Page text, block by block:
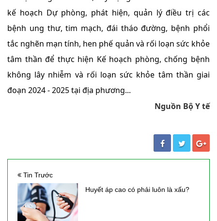
kế hoạch Dự phòng, phát hiện, quản lý điều trị các
bệnh ung thư, tim mạch, đái tháo đường, bệnh phổi
tắc nghẽn mạn tính, hen phế quản và rối loạn sức khỏe
tâm thần để thực hiện Kế hoạch phòng, chống bệnh
không lây nhiễm và rối loạn sức khỏe tâm thần giai
đoạn 2024 - 2025 tại địa phương...
Nguồn Bộ Y tế
Tin Trước
Huyết áp cao có phải luôn là xấu?